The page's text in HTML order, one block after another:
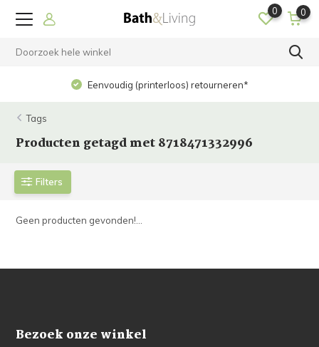
0 0
Eenvoudig (printerloos) retourneren*
Tags
Producten getagd met 8718471332996
Filters
Geen producten gevonden!...
Bezoek onze winkel